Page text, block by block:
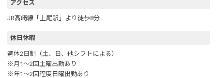
アクセス
JR高崎線「上尾駅」より徒歩8分
休日休暇
週休2日制（土、日、他シフトによる）
※月1～2回土曜出勤あり
※年1～2回程度日曜出勤あり